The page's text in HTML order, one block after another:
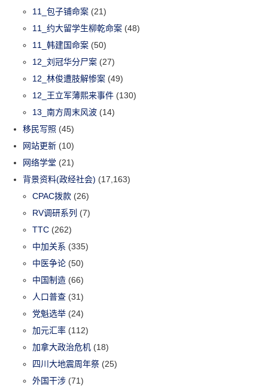
11_包子铺命案 (21)
11_约大留学生柳乾命案 (48)
11_韩建国命案 (50)
12_刘冠华分尸案 (27)
12_林俊遭肢解惨案 (49)
12_王立军薄熙来事件 (130)
13_南方周末风波 (14)
移民写照 (45)
网站更新 (10)
网络学堂 (21)
背景资料(政经社会) (17,163)
CPAC拨款 (26)
RV调研系列 (7)
TTC (262)
中加关系 (335)
中医争论 (50)
中国制造 (66)
人口普查 (31)
党魁选举 (24)
加元汇率 (112)
加拿大政治危机 (18)
四川大地震周年祭 (25)
外国干涉 (71)